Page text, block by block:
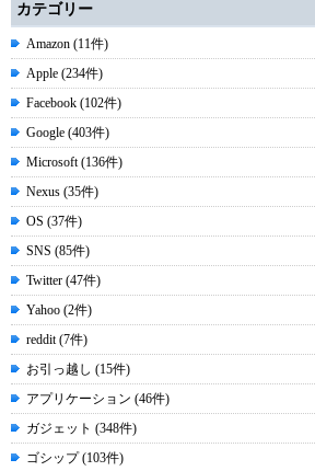
カテゴリー
Amazon (11件)
Apple (234件)
Facebook (102件)
Google (403件)
Microsoft (136件)
Nexus (35件)
OS (37件)
SNS (85件)
Twitter (47件)
Yahoo (2件)
reddit (7件)
お引っ越し (15件)
アプリケーション (46件)
ガジェット (348件)
ゴシップ (103件)